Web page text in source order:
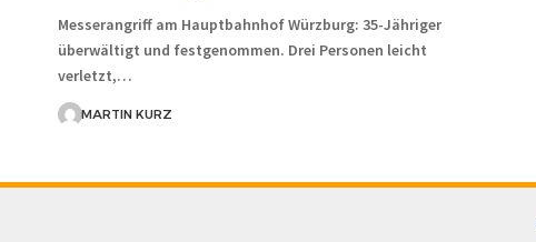
Messerangriff am Hauptbahnhof Würzburg: 35-Jähriger
überwältigt und festgenommen. Drei Personen leicht
verletzt,…
MARTIN KURZ